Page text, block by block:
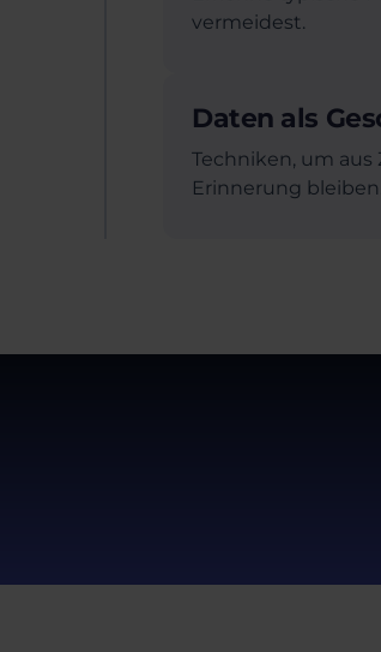
vermeidest.
Daten als
Techniken, um
Erinnerung bleiben.